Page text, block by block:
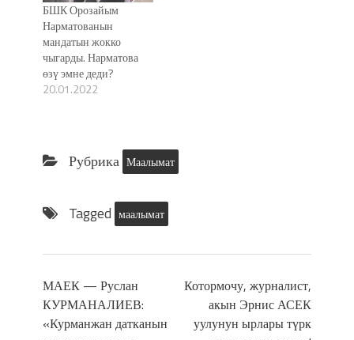
БШК Орозайым
Нарматованын
мандатын жокко
чыгарды. Нарматова
өзү эмне деди?
20.01.2022
Рубрика Маалымат
Tagged маалымат
МАЕК — Руслан
КУРМАНАЛИЕВ:
«Курманжан датканын
Котормочу, журналист,
акын Эрнис АСЕК
уулунун ырлары түрк